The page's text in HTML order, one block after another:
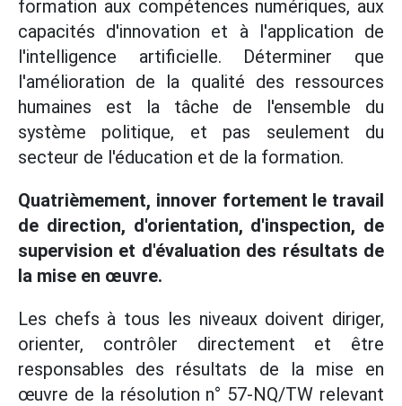
formation aux compétences numériques, aux
capacités d'innovation et à l'application de
l'intelligence artificielle. Déterminer que
l'amélioration de la qualité des ressources
humaines est la tâche de l'ensemble du
système politique, et pas seulement du
secteur de l'éducation et de la formation.
Quatrièmement, innover fortement le travail
de direction, d'orientation, d'inspection, de
supervision et d'évaluation des résultats de
la mise en œuvre.
Les chefs à tous les niveaux doivent diriger,
orienter, contrôler directement et être
responsables des résultats de la mise en
œuvre de la résolution n° 57-NQ/TW relevant